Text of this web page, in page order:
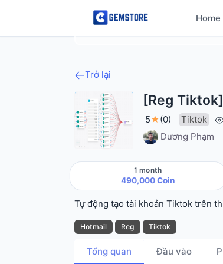
Home
Trở lại
[Reg
5★(0) Tiktok
Dương Phạm
1 month
490,000 Coin
Tự động tạo tài khoản Tiktok trên
Hotmail Reg Tiktok
Tổng quan Đầu vào